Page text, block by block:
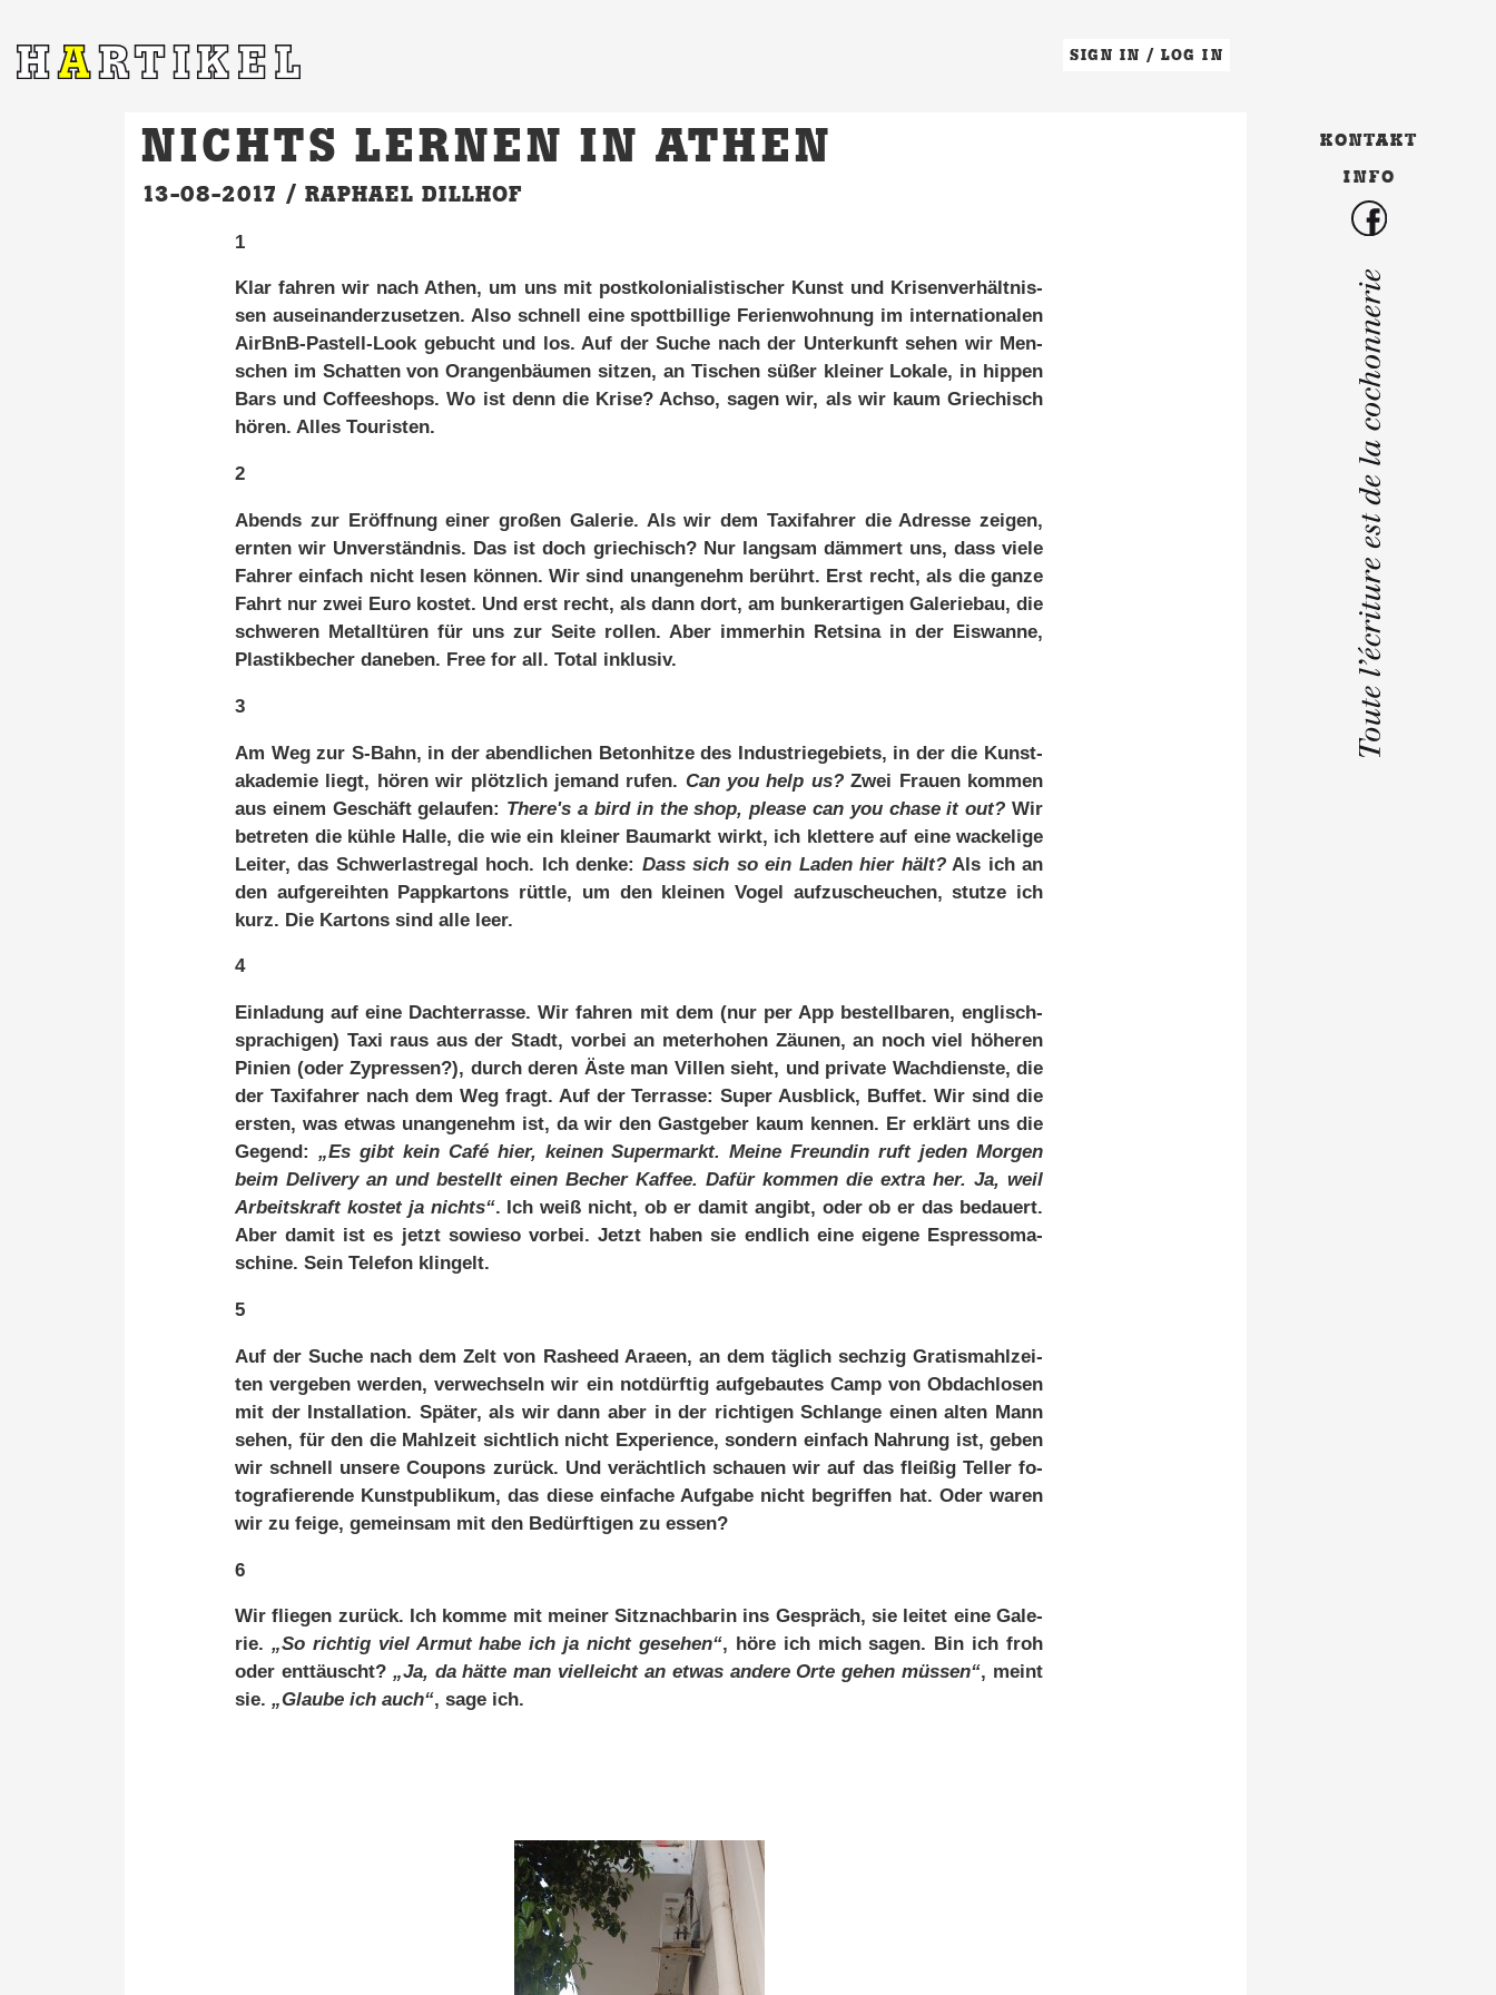
SIGN IN / LOG IN
NICHTS LERNEN IN ATHEN
13-08-2017 / RAPHAEL DILLHOF
1
Klar fah­ren wir nach Athen, um uns mit post­ko­lo­nia­lis­ti­scher Kunst und Kri­sen­ver­hält­nis­
sen aus­ein­an­der­zu­set­zen. Al­so schnell ei­ne spott­bil­li­ge Fe­ri­en­woh­nung im in­ter­na­tio­na­len
AirB­nB-Pas­tell-Look ge­bucht und los. Auf der Su­che nach der Un­ter­kunft se­hen wir Men­
schen im Schat­ten von Oran­gen­bäu­men sit­zen, an Ti­schen sü­ßer klei­ner Lo­ka­le, in hip­pen
Bars und Cof­fee­shops. Wo ist denn die Kri­se? Ach­so, sa­gen wir, als wir kaum Grie­chisch
hö­ren. Al­les Tou­ris­ten.
2
Abends zur Er­öff­nung ei­ner gro­ßen Ga­le­rie. Als wir dem Ta­xi­fah­rer die Adres­se zei­gen,
ern­ten wir Un­ver­ständ­nis. Das ist doch grie­chisch? Nur lang­sam däm­mert uns, dass vie­le
Fah­rer ein­fach nicht le­sen kön­nen. Wir sind un­an­ge­nehm be­rührt. Erst recht, als die gan­ze
Fahrt nur zwei Eu­ro kos­tet. Und erst recht, als dann dort, am bun­ker­ar­ti­gen Ga­le­rie­bau, die
schwe­ren Me­tall­tü­ren für uns zur Sei­te rol­len. Aber im­mer­hin Ret­sina in der Eis­wan­ne,
Plas­tik­be­cher da­ne­ben. Free for all. To­tal in­klu­siv.
3
Am Weg zur S-Bahn, in der abend­li­chen Be­ton­hit­ze des In­dus­trie­ge­biets, in der die Kunst­
aka­de­mie liegt, hö­ren wir plötz­lich je­mand ru­fen. Can you help us?Zwei Frau­en kom­men
aus ei­nem Ge­schäft ge­lau­fen: The­re's a bird in the shop, plea­se can you cha­se it out? Wir
be­tre­ten die küh­le Hal­le, die wie ein klei­ner Bau­markt wirkt, ich klet­te­re auf ei­ne wa­cke­li­ge
Lei­ter, das Schwer­last­re­gal hoch. Ich den­ke: Dass sich so ein La­den hier hält?Als ich an
den auf­ge­reih­ten Papp­kar­tons rütt­le, um den klei­nen Vo­gel auf­zusch­eu­chen, stut­ze ich
kurz. Die Kar­tons sind al­le leer.
4
Ein­la­dung auf ei­ne Dach­ter­ras­se. Wir fah­ren mit dem (nur per App be­stell­ba­ren, eng­lisch­
spra­chi­gen) Ta­xi raus aus der Stadt, vor­bei an me­ter­ho­hen Zäu­nen, an noch viel hö­he­ren
Pi­ni­en (oder Zy­pres­sen?), durch de­ren Äs­te man Vil­len sieht, und pri­va­te Wach­diens­te, die
der Ta­xi­fah­rer nach dem Weg fragt. Auf der Ter­ras­se: Su­per Aus­blick, Buf­fet. Wir sind die
ers­ten, was et­was un­an­ge­nehm ist, da wir den Gast­ge­ber kaum ken­nen. Er er­klärt uns die
Ge­gend: „Es gibt kein Ca­fé hier, kei­nen Su­per­markt. Mei­ne Freun­din ruft je­den Mor­gen
beim De­li­ve­ry an und be­stellt ei­nen Be­cher Kaf­fee. Da­für kom­men die ex­tra her. Ja, weil
Ar­beits­kraft kos­tet ja nichts“. Ich weiß nicht, ob er da­mit an­gibt, oder ob er das be­dau­ert.
Aber da­mit ist es jetzt so­wie­so vor­bei. Jetzt ha­ben sie end­lich ei­ne ei­ge­ne Es­pres­so­ma­
schi­ne. Sein Te­le­fon klin­gelt.
5
Auf der Su­che nach dem Zelt von Ras­heed Arae­en, an dem täg­lich sech­zig Gra­tis­mahl­zei­
ten ver­ge­ben wer­den, ver­wech­seln wir ein not­dürf­tig auf­ge­bau­tes Camp von Ob­dach­lo­sen
mit der In­stal­la­ti­on. Spä­ter, als wir dann aber in der rich­ti­gen Schlan­ge ei­nen al­ten Mann
se­hen, für den die Mahl­zeit sicht­lich nicht Ex­pe­ri­ence, son­dern ein­fach Nah­rung ist, ge­ben
wir schnell un­se­re Cou­pons zu­rück. Und ver­ächt­lich schau­en wir auf das flei­ßig Tel­ler fo­
to­gra­fie­ren­de Kunst­pu­bli­kum, das die­se ein­fa­che Auf­ga­be nicht be­grif­fen hat. Oder wa­ren
wir zu fei­ge, ge­mein­sam mit den Be­dürf­ti­gen zu es­sen?
6
Wir flie­gen zu­rück. Ich kom­me mit mei­ner Sitz­nach­ba­rin ins Ge­spräch, sie lei­tet ei­ne Ga­le­
rie. „So rich­tig viel Ar­mut ha­be ich ja nicht ge­se­hen“, hö­re ich mich sa­gen. Bin ich froh
oder ent­täuscht? „Ja, da hät­te man viel­leicht an et­was an­de­re Or­te ge­hen müs­sen“, meint
sie. „Glau­be ich auch“, sa­ge ich.
KONTAKT
INFO